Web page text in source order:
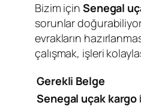
Bizim için Senegal
sorunlar
evrakların
çalışmak, işleri
Gerekli Belge
Senegal uçak kargo